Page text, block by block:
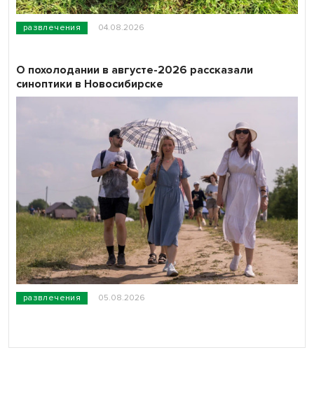
развлечения 04.08.2026
развлечения 05.08.2026
О похолодании в августе-2026 рассказали
синоптики в Новосибирске